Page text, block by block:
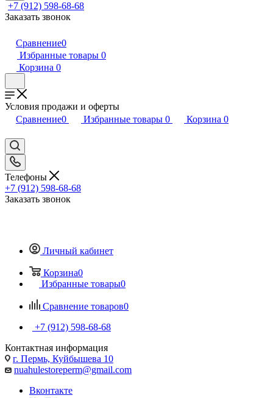
+7 (912) 598-68-68
Заказать звонок
Сравнение0
Избранные товары 0
Корзина 0
Условия продажи и оферты
Сравнение0 Избранные товары 0 Корзина 0
Телефоны
+7 (912) 598-68-68
Заказать звонок
Личный кабинет
Корзина0
Избранные товары0
Сравнение товаров0
+7 (912) 598-68-68
Контактная информация
г. Пермь, Куйбышева 10
nuahulestoreperm@gmail.com
Вконтакте